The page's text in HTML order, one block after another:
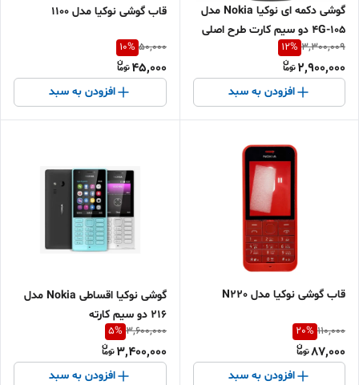
گوشی دکمه ای نوکیا Nokia مدل
105-4G دو سیم کارت طرح اصلی
3,300,009
12%
2,900,000
افزودن به سبد
قاب گوشی نوکیا مدل 1100
50,000
10%
45,000
افزودن به سبد
قاب گوشی نوکیا مدل N220
110,000
20%
87,000
افزودن به سبد
گوشی نوکیا اقساطی Nokia مدل
216 دو سیم کارته
3,600,000
5%
3,400,000
افزودن به سبد